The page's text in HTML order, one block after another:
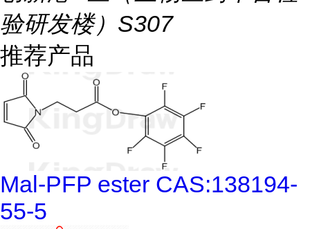
验研发楼）S307
推荐产品
Mal-PFP ester CAS:138194-
55-5